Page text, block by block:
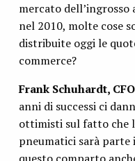
mercato
nel 2010, molte cose
distribuite oggi le
commerce?
Frank Schuhardt,
anni di successi ci
ottimisti sul fatto che
pneumatici sarà